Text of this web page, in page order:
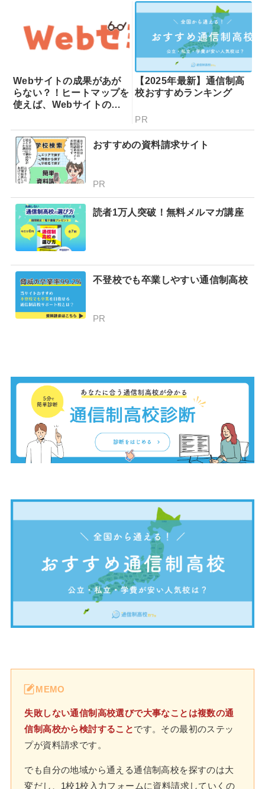
Webサイトの成果があが
らない？！ヒートマップを
使えば、Webサイトの課
プでできることを専門家が
分かりやすく解説！
【2025年最新】通信制高
校おすすめランキング
PR
おすすめの資料請求サイト
PR
読者1万人突破！無料メルマガ講座
不登校でも卒業しやすい通信制高校
PR
MEMO
失敗しない通信制高校選びで大事なことは複数の通
信制高校から検討することです。その最初のステッ
プが資料請求です。
でも自分の地域から通える通信制高校を探すのは大
変だし、1校1校入力フォームに資料請求していくの